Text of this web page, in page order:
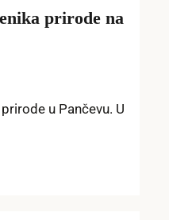
prirode na
u Pančevu. U